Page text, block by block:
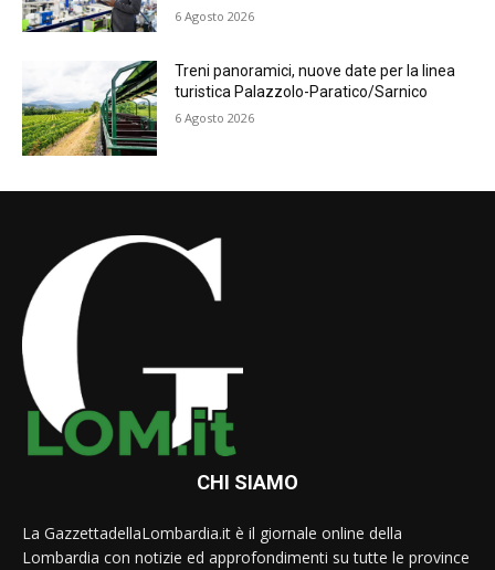
6 Agosto 2026
Treni panoramici, nuove date per la linea
turistica Palazzolo-Paratico/Sarnico
6 Agosto 2026
CHI SIAMO
La GazzettadellaLombardia.it è il giornale online della
Lombardia con notizie ed approfondimenti su tutte le province